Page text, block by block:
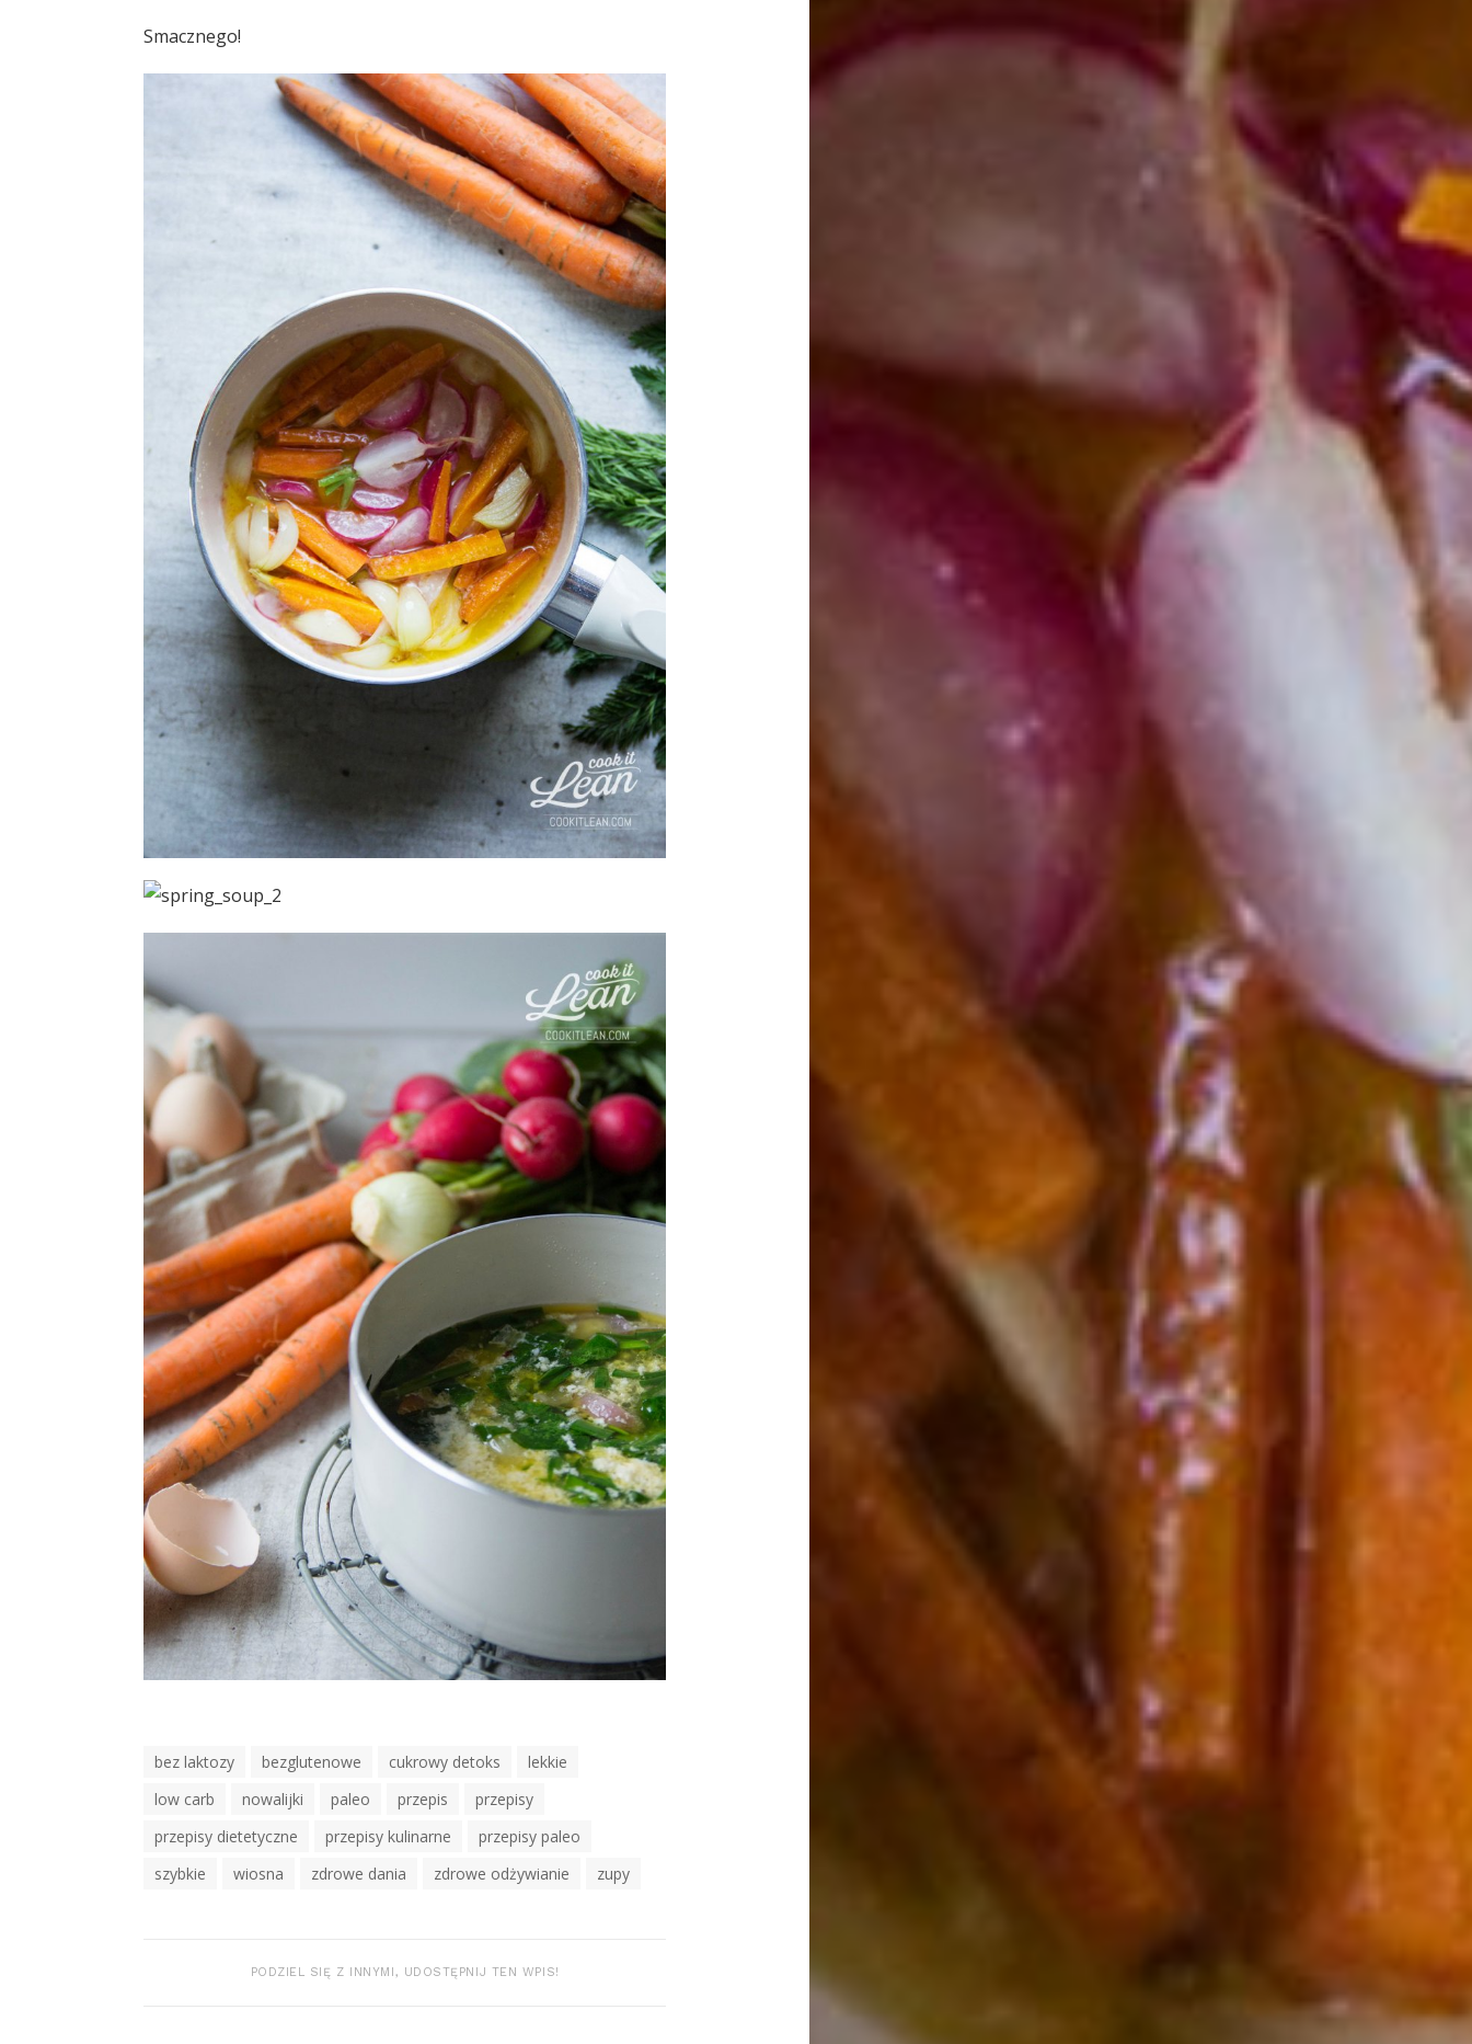
Smacznego!
Tagi
bez laktozy bezglutenowe cukrowy detoks
lekkie
low carb
nowalijki paleo przepis
przepisy
przepisy dietetyczne
przepisy kulinarne
przepisy paleo
szybkie
wiosna zdrowe dania zdrowe odżywianie zupy
PODZIEL SIĘ Z INNYMI, UDOSTĘPNIJ TEN WPIS!